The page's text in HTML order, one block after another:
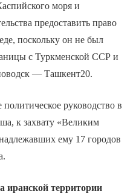
моря и
предоставить право
поскольку он не был
с Туркменской ССР и
— Ташкент20.
руководство в
к захвату «Великим
ему 17 городов
иранской территории